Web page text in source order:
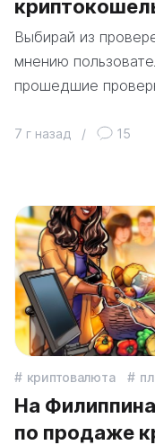
Выбирай из
мнению
прошедшие
7 г назад / 15
криптовалюта
На
по продаже